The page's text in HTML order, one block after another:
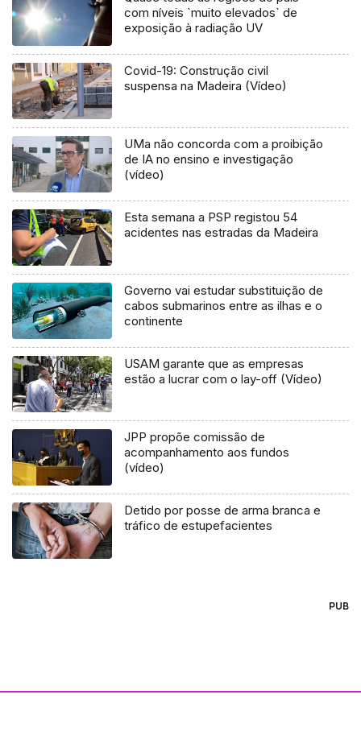
com níveis `muito elevados` de
exposição à radiação UV
Covid-19: Construção civil
suspensa na Madeira (Vídeo)
UMa não concorda com a proibição
de IA no ensino e investigação
(vídeo)
Esta semana a PSP registou 54
acidentes nas estradas da Madeira
Governo vai estudar substituição de
cabos submarinos entre as ilhas e o
continente
USAM garante que as empresas
estão a lucrar com o lay-off (Vídeo)
JPP propõe comissão de
acompanhamento aos fundos
(vídeo)
Detido por posse de arma branca e
tráfico de estupefacientes
PUB